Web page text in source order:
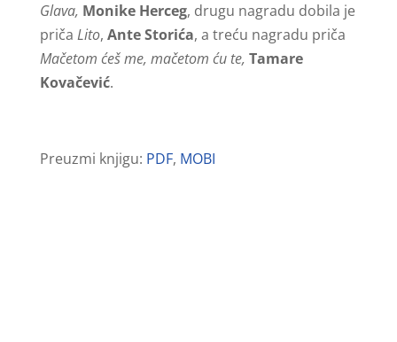
Glava, Monike Herceg, drugu nagradu dobila je
priča Lito, Ante Storića, a treću nagradu priča
Mačetom ćeš me, mačetom ću te, Tamare
Kovačević.
Preuzmi knjigu: PDF, MOBI